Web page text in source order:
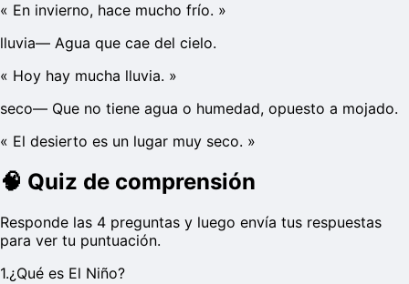
« En invierno, hace mucho frío. »
lluvia— Agua que cae del cielo.
« Hoy hay mucha lluvia. »
seco— Que no tiene agua o humedad, opuesto a mojado.
« El desierto es un lugar muy seco. »
🧠 Quiz de comprensión
Responde las 4 preguntas y luego envía tus respuestas
para ver tu puntuación.
1.¿Qué es El Niño?